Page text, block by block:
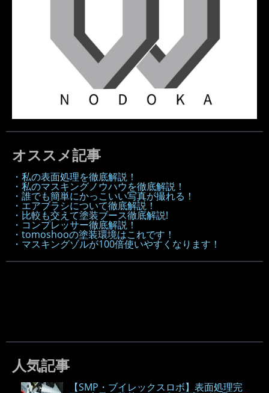
オススメ記事
・私の表面処理を徹底解説！
・私のマスキングノウハウを徹底解説！
・誰でも簡単にかっこいい写真が撮れる！
・エアブラシについて徹底解説！
・比較も交えて塗装ブース徹底解説!
・コンプレッサー徹底解説！
・tomoshooの塗装環境はこれです！
・マスキングゾルが100倍使いやすくなります！
人気記事
【SMP・ブイレックスロボ】表面処理完